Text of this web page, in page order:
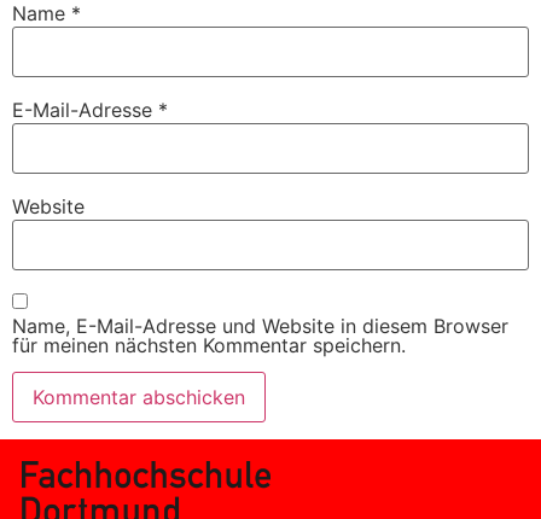
Name *
E-Mail-Adresse *
Website
Name, E-Mail-Adresse und Website in diesem Browser
für meinen nächsten Kommentar speichern.